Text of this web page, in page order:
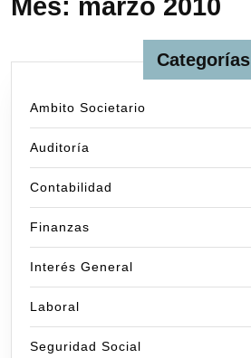
Mes: marzo 2010
Categorías
Ambito Societario
Auditoría
Contabilidad
Finanzas
Interés General
Laboral
Seguridad Social